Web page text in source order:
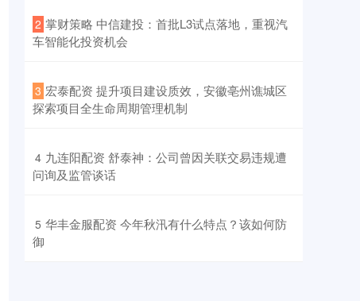
2 ​掌财策略 中信建投：首批L3试点落地，重视汽
车智能化投资机会
3 ​宏泰配资 提升项目建设质效，安徽亳州谯城区
探索项目全生命周期管理机制
4 ​九连阳配资 舒泰神：公司曾因关联交易违规遭
问询及监管谈话
5 ​华丰金服配资 今年秋汛有什么特点？该如何防
御